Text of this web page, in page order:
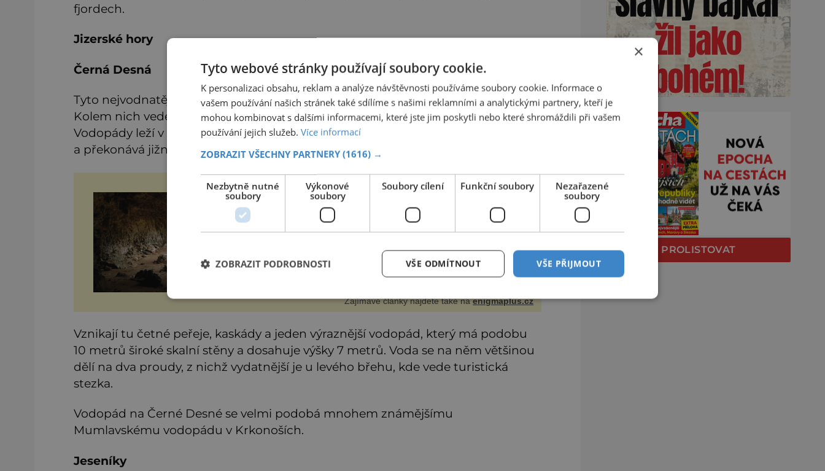
fjordech.
Jizerské hory
Černá Desná
Tyto nejvodnatější vodopády Jizerských hor se nacházejí na říčce Černá Desná.
Kolem nich vede červeně značená turistická trasa z Tanvaldu k přehradě Souš.
Vodopády leží v místech, kde řeka opouští náhorní pláně Jizerských hor
a překonává jižní okraj pohoří.
Hobiti prý existovali! Obývali ostrov Flores
„Byly to bytosti jen o něco málo vyšší než průměrný stůl,“
prý ovšem naši planetu opravdu kdysi obývaly. Šlo o naše
Zajímavé články najdete také naenigmaplus.cz
Vznikají tu četné peřeje, kaskády a jeden výraznější vodopád, který má podobu
10 metrů široké skalní stěny a dosahuje výšky 7 metrů. Voda se na něm většinou
dělí na dva proudy, z nichž vydatnější je u levého břehu, kde vede turistická
stezka.
Vodopád na Černé Desné se velmi podobá mnohem známějšímu
Mumlavskému vodopádu v Krkonoších.
Jeseníky
PROLISTOVAT
×
Tyto webové stránky používají soubory cookie.
K personalizaci obsahu, reklam a analýze návštěvnosti používáme soubory cookie. Informace o
vašem používání našich stránek také sdílíme s našimi reklamními a analytickými partnery, kteří je
mohou kombinovat s dalšími informacemi, které jste jim poskytli nebo které shromáždili při vašem
používání jejich služeb. Více informací
ZOBRAZIT VŠECHNY PARTNERY (1616) →
Nezbytně nutné
soubory
Výkonové
soubory
Soubory cílení Funkční soubory
Nezařazené
soubory
VŠE PŘIJMOUT
VŠE ODMÍTNOUT
ZOBRAZIT PODROBNOSTI